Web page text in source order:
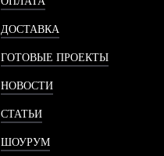
ДОСТАВКА
ГОТОВЫЕ ПРОЕКТЫ
НОВОСТИ
СТАТЬИ
ШОУРУМ